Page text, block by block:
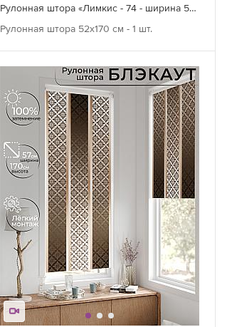
Рулонная штора «Лимкис - 74 - ширина 52 см»
Рулонная штора 52х170 см - 1 шт.